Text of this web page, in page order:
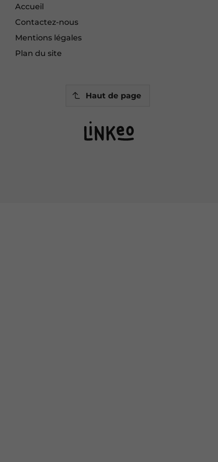
Accueil
Contactez-nous
Mentions légales
Plan du site
Haut de page